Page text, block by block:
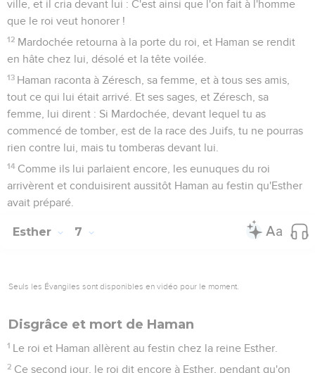
ville, et il cria devant lui : C'est ainsi que l'on fait à l'homme
que le roi veut honorer !
12 Mardochée retourna à la porte du roi, et Haman se rendit
en hâte chez lui, désolé et la tête voilée.
13 Haman raconta à Zéresch, sa femme, et à tous ses amis,
tout ce qui lui était arrivé. Et ses sages, et Zéresch, sa
femme, lui dirent : Si Mardochée, devant lequel tu as
commencé de tomber, est de la race des Juifs, tu ne pourras
rien contre lui, mais tu tomberas devant lui.
14 Comme ils lui parlaient encore, les eunuques du roi
arrivèrent et conduisirent aussitôt Haman au festin qu'Esther
avait préparé.
Esther 7
Seuls les Évangiles sont disponibles en vidéo pour le moment.
Disgrâce et mort de Haman
1 Le roi et Haman allèrent au festin chez la reine Esther.
2 Ce second jour, le roi dit encore à Esther, pendant qu'on